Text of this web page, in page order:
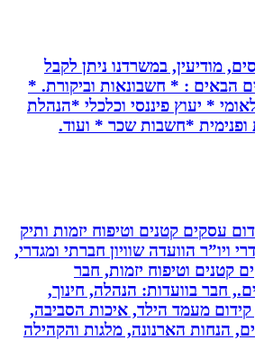
במשרדנו ניתן לקבל
: * חשבונאות וביקורת. *
* יעוץ פיננסי וכלכלי *הנהלת
*חשבות שכר * ועוד.
קטנים וטיפוח יזמות ותיק
הוועדה שוויון חברתי ומגדרי,
וטיפוח יזמות, חבר
בוועדות: הנהלה, חינוך,
מעמד הילד, איכות הסביבה,
הארנונה, מלגות והקהילה